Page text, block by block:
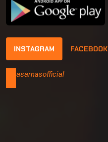
INSTAGRAM FACEBOOK
@basarnasofficial